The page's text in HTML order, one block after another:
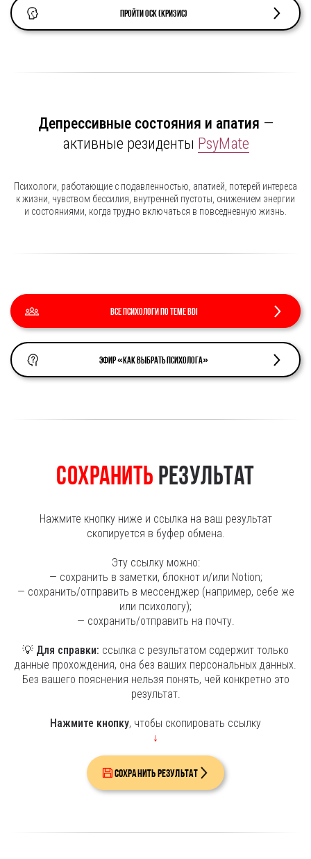
Пройти ОСК (кризис)
Депрессивные состояния и апатия —
активные резиденты PsyMate
Психологи, работающие с подавленностью, апатией, потерей интереса
к жизни, чувством бессилия, внутренней пустоты, снижением энергии
и состояниями, когда трудно включаться в повседневную жизнь.
Все психологи по теме BDI
Эфир «Как выбрать психолога»
Сохранить результат
Нажмите кнопку ниже и ссылка на ваш результат
скопируется в буфер обмена.
Эту ссылку можно:
— сохранить в заметки, блокнот и/или Notion;
— сохранить/отправить в мессенджер (например, себе же
или психологу);
— сохранить/отправить на почту.
💡 Для справки: ссылка с результатом содержит только
данные прохождения, она без ваших персональных данных.
Без вашего пояснения нельзя понять, чей конкретно это
результат.
Нажмите кнопку, чтобы скопировать ссылку
↓
Сохранить результат